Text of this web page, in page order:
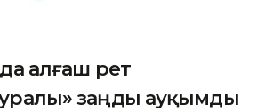
алғаш рет
заңды ауқымды